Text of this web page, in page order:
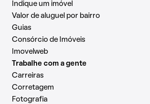
Indique um imóvel
Valor de aluguel por bairro
Guias
Consórcio de Imóveis
Imovelweb
Trabalhe com a gente
Carreiras
Corretagem
Fotografia